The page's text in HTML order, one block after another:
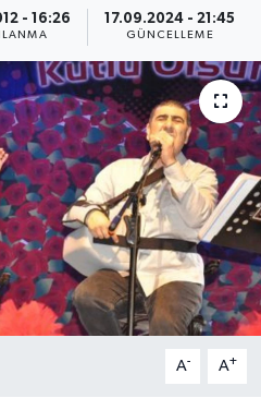
- 16:26 17.09.2024 - 21:45
GÜNCELLEME
A- A+